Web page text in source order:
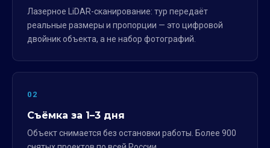
Лазерное LiDAR-сканирование: тур передаёт
реальные размеры и пропорции — это цифровой
двойник объекта, а не набор фотографий.
02
Съёмка за 1–3 дня
Объект снимается без остановки работы. Более 900